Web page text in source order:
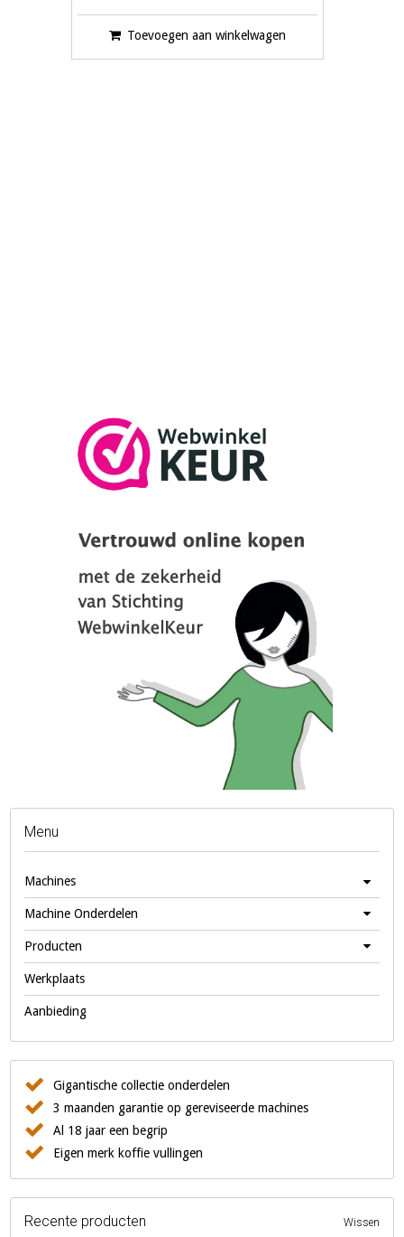
Toevoegen aan winkelwagen
Menu
Machines
Machine Onderdelen
Producten
Werkplaats
Aanbieding
Gigantische collectie onderdelen
3 maanden garantie op gereviseerde machines
Al 18 jaar een begrip
Eigen merk koffie vullingen
Recente producten Wissen